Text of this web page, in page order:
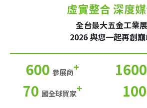
虛實整合 深度
全台最大五金工業展
2026 與您一起再創
600 參展商+
70 國全球買家+ 100